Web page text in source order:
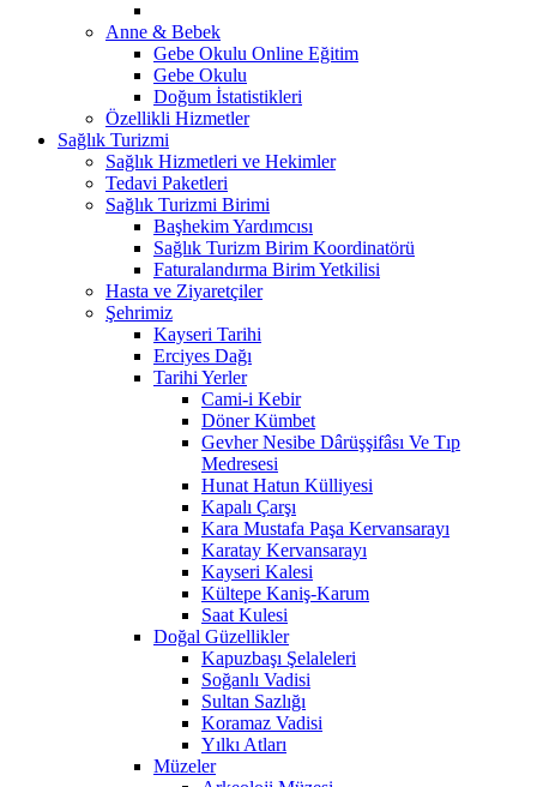
Anne & Bebek
Gebe Okulu Online Eğitim
Gebe Okulu
Doğum İstatistikleri
Özellikli Hizmetler
Sağlık Turizmi
Sağlık Hizmetleri ve Hekimler
Tedavi Paketleri
Sağlık Turizmi Birimi
Başhekim Yardımcısı
Sağlık Turizm Birim Koordinatörü
Faturalandırma Birim Yetkilisi
Hasta ve Ziyaretçiler
Şehrimiz
Kayseri Tarihi
Erciyes Dağı
Tarihi Yerler
Cami-i Kebir
Döner Kümbet
Gevher Nesibe Dârüşşifâsı Ve Tıp
Medresesi
Hunat Hatun Külliyesi
Kapalı Çarşı
Kara Mustafa Paşa Kervansarayı
Karatay Kervansarayı
Kayseri Kalesi
Kültepe Kaniş-Karum
Saat Kulesi
Doğal Güzellikler
Kapuzbaşı Şelaleleri
Soğanlı Vadisi
Sultan Sazlığı
Koramaz Vadisi
Yılkı Atları
Müzeler